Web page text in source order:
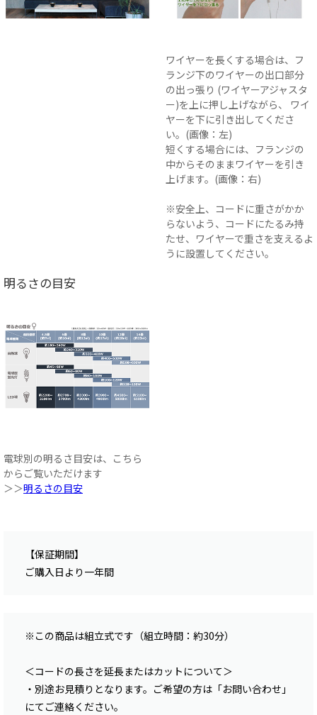
ワイヤーを長くする場合は、フ
ランジ下のワイヤーの出口部分
の出っ張り (ワイヤーアジャスタ
ー)を上に押し上げながら、 ワイ
ヤーを下に引き出してくださ
い。(画像：左)
短くする場合には、フランジの
中からそのままワイヤーを引き
上げます。(画像：右)
※安全上、コードに重さがかか
らないよう、コードにたるみ持
たせ、ワイヤーで重さを支えるよ
うに設置してください。
明るさの目安
電球別の明るさ目安は、こちら
からご覧いただけます
＞＞明るさの目安
【保証期間】
ご購入日より一年間
※この商品は組立式です（組立時間：約30分）
＜コードの長さを延長またはカットについて＞
・別途お見積りとなります。ご希望の方は「お問い合わせ」
にてご連絡ください。